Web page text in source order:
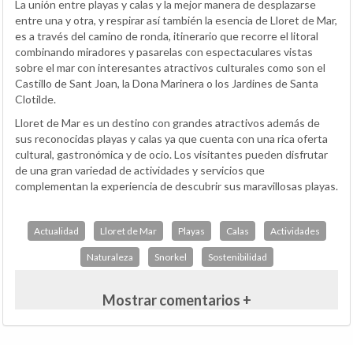
La unión entre playas y calas y la mejor manera de desplazarse
entre una y otra, y respirar así también la esencia de Lloret de Mar,
es a través del camino de ronda, itinerario que recorre el litoral
combinando miradores y pasarelas con espectaculares vistas
sobre el mar con interesantes atractivos culturales como son el
Castillo de Sant Joan, la Dona Marinera o los Jardines de Santa
Clotilde.
Lloret de Mar es un destino con grandes atractivos además de
sus reconocidas playas y calas ya que cuenta con una rica oferta
cultural, gastronómica y de ocio. Los visitantes pueden disfrutar
de una gran variedad de actividades y servicios que
complementan la experiencia de descubrir sus maravillosas playas.
Actualidad Lloret de Mar Playas Calas Actividades
Naturaleza Snorkel Sostenibilidad
Mostrar comentarios +